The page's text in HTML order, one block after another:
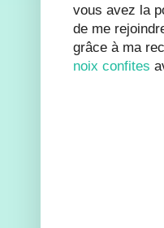
vous avez la
de me
grâce à ma
noix confites